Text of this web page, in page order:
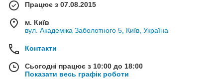
Працює з 07.08.2015
м. Київ
вул. Академіка Заболотного 5, Київ, Україна
Контакти
Сьогодні працює з 10:00 до 18:00
Показати весь графік роботи